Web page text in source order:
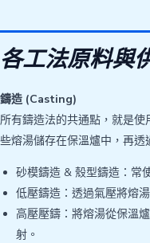
各工法原料與
鑄造 (Casting)
所有鑄造法的共通點，就是
些熔湯儲存在保溫爐中，再透
砂模鑄造 & 殼型鑄造：常
低壓鑄造：透過氣壓將熔
高壓壓鑄：將熔湯從保溫
射。